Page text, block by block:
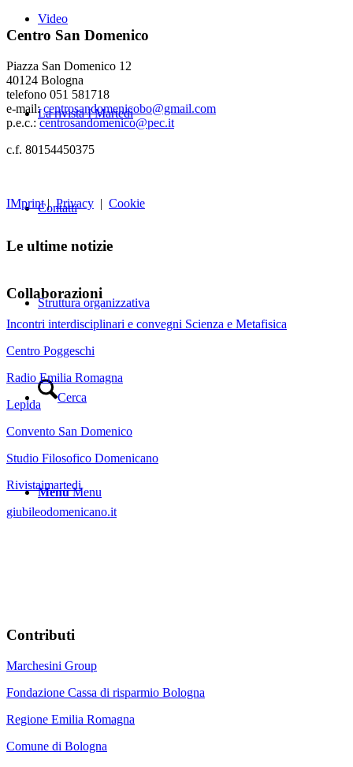
Video
La rivista I Martedì
Contatti
Struttura organizzativa
Cerca
Menu Menu
Centro San Domenico
Piazza San Domenico 12
40124 Bologna
telefono 051 581718
e-mail:centrosandomenicobo@gmail.com
p.e.c.:centrosandomenico@pec.it
c.f. 80154450375
IMprint|Privacy | Cookie
Le ultime notizie
Collaborazioni
Incontri interdisciplinari e convegni Scienza e Metafisica
Centro Poggeschi
Radio Emilia Romagna
Lepida
Convento San Domenico
Studio Filosofico Domenicano
Rivistaimartedi
giubileodomenicano.it
Contributi
Marchesini Group
Fondazione Cassa di risparmio Bologna
Regione Emilia Romagna
Comune di Bologna